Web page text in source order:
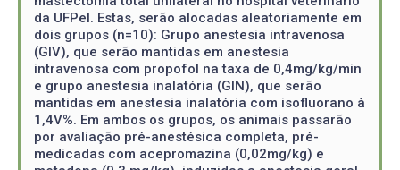
da UFPel. Estas, serão alocadas aleatoriamente em
dois grupos (n=10): Grupo anestesia intravenosa
(GIV), que serão mantidas em anestesia
intravenosa com propofol na taxa de 0,4mg/kg/min
e grupo anestesia inalatória (GIN), que serão
mantidas em anestesia inalatória com isofluorano à
1,4V%. Em ambos os grupos, os animais passarão
por avaliação pré-anestésica completa, pré-
medicadas com acepromazina (0,02mg/kg) e